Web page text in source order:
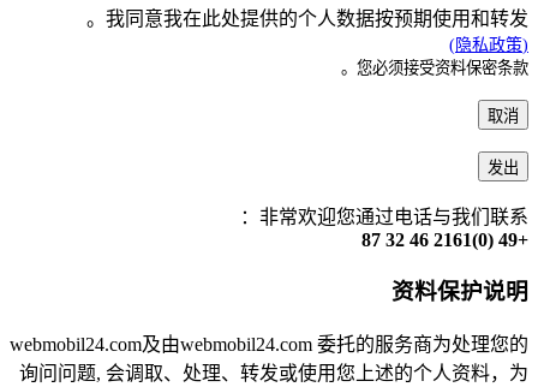
我同意我在此处提供的个人数据按预期使用和转发。
(隐私政策)
您必须接受资料保密条款。
取消
发出
非常欢迎您通过电话与我们联系：
+49 (0)2161 46 32 87
资料保护说明
webmobil24.com及由webmobil24.com 委托的服务商为处理您的
询问问题, 会调取、处理、转发或使用您上述的个人资料，为